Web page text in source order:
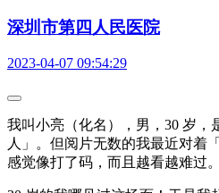
深圳市第四人民医院
2023-04-07 09:54:29
我叫小亮（化名），男，30 岁，
人」。但阅片无数的我最近对着
感觉像打了码，而且越看越难过。